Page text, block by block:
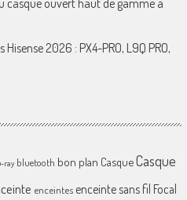
casque ouvert haut de gamme à
2026 : PX4-PRO, L9Q PRO,
ray bluetooth bon plan CasqueCasque
enceintes enceinte sans fil Focal